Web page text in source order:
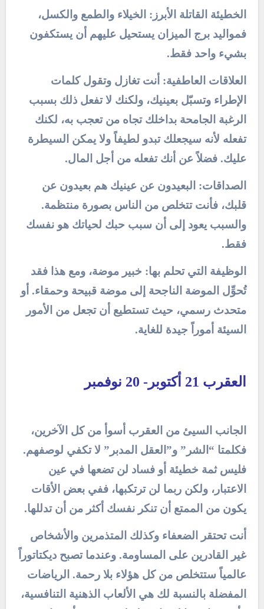
الخطيئة القاتلة الأبرز: الخيلاء والطمع والكسل،
فمواليد برج الميزان يستحيل عليهم أن يستكفون
بشيء واحد فقط.
العلاقات العاطفية: أنت تغازل وتقول كلمات
الإطراء وتسبّل بعينيك، ولكنك لا تفعل ذلك بسبب
الرغبة الجامحة بداخلك تجاه من تعجب به، لكنك
تفعله لأنه سيجعلك تبدو لطيفاً ولا يمكن السيطرة
عليك. فضلاً عن أنك تفعله من أجل المال.
الصداقات: البعيدون عن عينيك هم بعيدون عن
قلبك، فأنت تتخلص من الناس بصورة منتظمة.
والسبب يعود إلى أن سبب حبك لحياتك هو نفسك
فقط.
الوظيفة التي تحلم بها: خبير موضة، ومع هذا فقد
تُحوِّل الموضة الناجحة إلى موضة قبيحة وحمقاء. أو
متحدث رسمي، حيث تستطيع أن تجعل من الأمور
السيئة أموراً جيدة للغاية.
العقرب 21 أكتوبر- 20 نوفمبر
الجانب السيئ من العقرب أسوأ من كل الآخرين،
فكلمتا “الشر” و”العقل المدبر” لا تكفي لوصفهم.
فليس ثمة خطيئة أو فساد لن تضعها في عين
الاعتبار، ولكن ربما لن ترتكبها، ففي بعض الأقات
يكون من الممتع أن تنكر نفسك أكثر من أن تدللها.
أنت تحتقر الضعفاء وكذلك المتذمرين والأشخاص
غير القادرين على المساومة. وعندما تصبح ديكتاتوراً
عالمياً ستتخلص من كل هؤلاء بلا رحمة. الرياضات
المفضلة بالنسبة لك هي الألعاب الذهنية التنافسية،